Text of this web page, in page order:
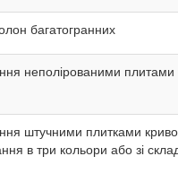
багатогранних
неполірованими
штучними плитками
в три кольори або зі